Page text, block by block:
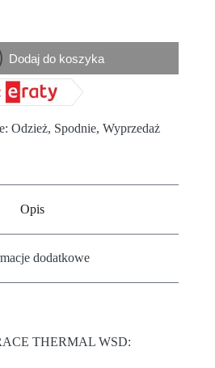
Dodaj do koszyka
Odzież, Spodnie, Wyprzedaż
Opis
dodatkowe
THERMAL WSD: